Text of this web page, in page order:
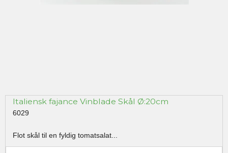
Italiensk fajance Vinblade Skål Ø:20cm
6029
Flot skål til en fyldig tomatsalat...